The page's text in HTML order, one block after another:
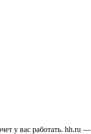
у вас работать. hh.ru —